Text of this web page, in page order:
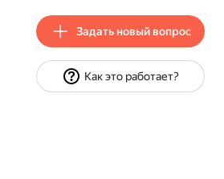
Задать новый вопрос
Как это работает?